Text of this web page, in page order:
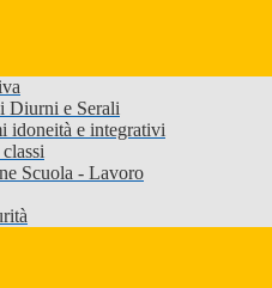
Diurni e Serali
idoneità e integrativi
Scuola - Lavoro